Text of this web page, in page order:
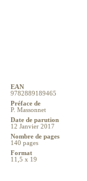
EAN
9782889189465
Préface de
P. Massonnet
Date de parution
12 Janvier 2017
Nombre de pages
140 pages
Format
11,5 x 19